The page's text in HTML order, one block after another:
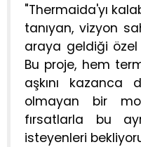
"Thermaida'yı
tanıyan, vizyon
araya geldiği özel
Bu proje, hem
aşkını kazanca
olmayan bir
fırsatlarla bu
isteyenleri